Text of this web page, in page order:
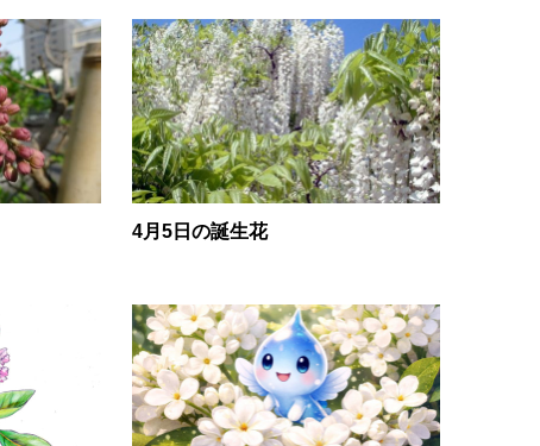
4月5日の誕生花